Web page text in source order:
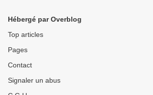
Hébergé par Overblog
Top articles
Pages
Contact
Signaler un abus